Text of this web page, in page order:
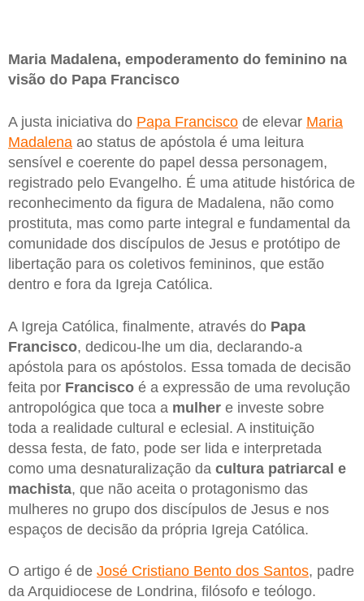
Maria Madalena, empoderamento do feminino na
visão do Papa Francisco
A justa iniciativa do Papa Francisco de elevar Maria
Madalena ao status de apóstola é uma leitura
sensível e coerente do papel dessa personagem,
registrado pelo Evangelho. É uma atitude histórica de
reconhecimento da figura de Madalena, não como
prostituta, mas como parte integral e fundamental da
comunidade dos discípulos de Jesus e protótipo de
libertação para os coletivos femininos, que estão
dentro e fora da Igreja Católica.
A Igreja Católica, finalmente, através do Papa
Francisco, dedicou-lhe um dia, declarando-a
apóstola para os apóstolos. Essa tomada de decisão
feita por Francisco é a expressão de uma revolução
antropológica que toca a mulher e investe sobre
toda a realidade cultural e eclesial. A instituição
dessa festa, de fato, pode ser lida e interpretada
como uma desnaturalização da cultura patriarcal e
machista, que não aceita o protagonismo das
mulheres no grupo dos discípulos de Jesus e nos
espaços de decisão da própria Igreja Católica.
O artigo é de José Cristiano Bento dos Santos, padre
da Arquidiocese de Londrina, filósofo e teólogo.